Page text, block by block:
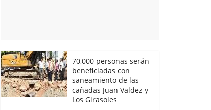
70,000 personas serán
beneficiadas con
saneamiento de las
cañadas Juan Valdez y
Los Girasoles